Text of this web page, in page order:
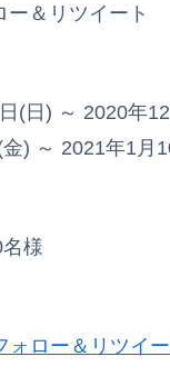
ー＆リツイート
(日) ～ 2020年
) ～ 2021年1月
様
ォロー＆リツイ